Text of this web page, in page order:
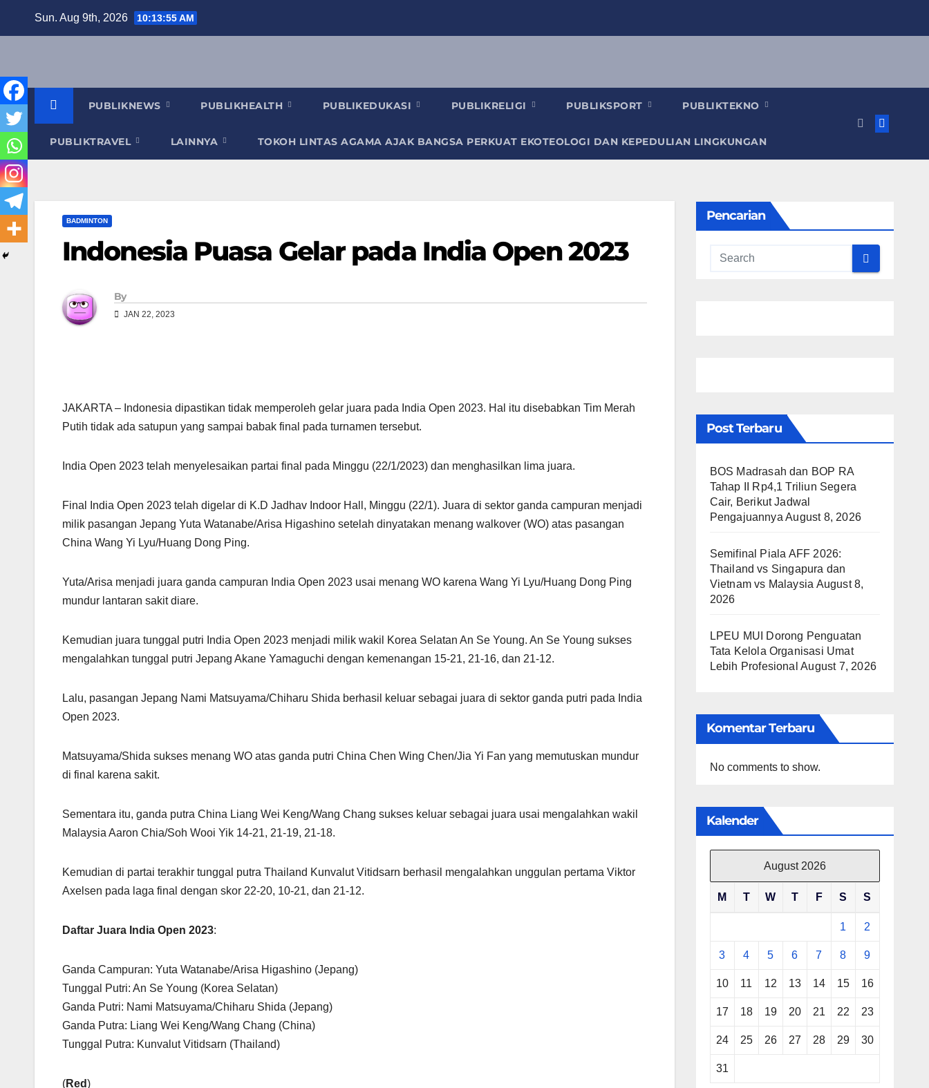
Sun. Aug 9th, 2026 10:13:56 AM
PUBLIKNEWS PUBLIKHEALTH PUBLIKEDUKASI PUBLIKRELIGI PUBLIKSPORT PUBLIKTEKNO
PUBLIKTRAVEL LAINNYA TOKOH LINTAS AGAMA AJAK BANGSA PERKUAT EKOTEOLOGI DAN KEPEDULIAN LINGKUNGAN
BADMINTON
Indonesia Puasa Gelar pada India Open 2023
By
JAN 22, 2023
JAKARTA – Indonesia dipastikan tidak memperoleh gelar juara pada India Open 2023. Hal itu disebabkan Tim Merah
Putih tidak ada satupun yang sampai babak final pada turnamen tersebut.
India Open 2023 telah menyelesaikan partai final pada Minggu (22/1/2023) dan menghasilkan lima juara.
Final India Open 2023 telah digelar di K.D Jadhav Indoor Hall, Minggu (22/1). Juara di sektor ganda campuran menjadi
milik pasangan Jepang Yuta Watanabe/Arisa Higashino setelah dinyatakan menang walkover (WO) atas pasangan
China Wang Yi Lyu/Huang Dong Ping.
Yuta/Arisa menjadi juara ganda campuran India Open 2023 usai menang WO karena Wang Yi Lyu/Huang Dong Ping
mundur lantaran sakit diare.
Kemudian juara tunggal putri India Open 2023 menjadi milik wakil Korea Selatan An Se Young. An Se Young sukses
mengalahkan tunggal putri Jepang Akane Yamaguchi dengan kemenangan 15-21, 21-16, dan 21-12.
Lalu, pasangan Jepang Nami Matsuyama/Chiharu Shida berhasil keluar sebagai juara di sektor ganda putri pada India
Open 2023.
Matsuyama/Shida sukses menang WO atas ganda putri China Chen Wing Chen/Jia Yi Fan yang memutuskan mundur
di final karena sakit.
Sementara itu, ganda putra China Liang Wei Keng/Wang Chang sukses keluar sebagai juara usai mengalahkan wakil
Malaysia Aaron Chia/Soh Wooi Yik 14-21, 21-19, 21-18.
Kemudian di partai terakhir tunggal putra Thailand Kunvalut Vitidsarn berhasil mengalahkan unggulan pertama Viktor
Axelsen pada laga final dengan skor 22-20, 10-21, dan 21-12.
Daftar Juara India Open 2023:
Ganda Campuran: Yuta Watanabe/Arisa Higashino (Jepang)
Tunggal Putri: An Se Young (Korea Selatan)
Ganda Putri: Nami Matsuyama/Chiharu Shida (Jepang)
Ganda Putra: Liang Wei Keng/Wang Chang (China)
Tunggal Putra: Kunvalut Vitidsarn (Thailand)
(Red)
Pencarian
Post Terbaru
BOS Madrasah dan BOP RA
Tahap II Rp4,1 Triliun Segera
Cair, Berikut Jadwal
Pengajuannya August 8, 2026
Semifinal Piala AFF 2026:
Thailand vs Singapura dan
Vietnam vs Malaysia August 8,
2026
LPEU MUI Dorong Penguatan
Tata Kelola Organisasi Umat
Lebih Profesional August 7, 2026
Komentar Terbaru
No comments to show.
Kalender
August 2026
M T W T F S S
1 2
3 4 5 6 7 8 9
10 11 12 13 14 15 16
17 18 19 20 21 22 23
24 25 26 27 28 29 30
31